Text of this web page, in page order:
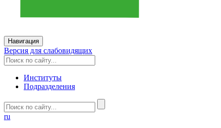
Навигация
Версия для слабовидящих
Институты
Подразделения
ru